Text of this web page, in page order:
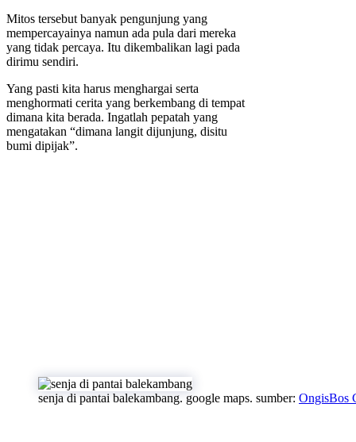
Mitos tersebut banyak pengunjung yang
mempercayainya namun ada pula dari mereka
yang tidak percaya. Itu dikembalikan lagi pada
dirimu sendiri.
Yang pasti kita harus menghargai serta
menghormati cerita yang berkembang di tempat
dimana kita berada. Ingatlah pepatah yang
mengatakan “dimana langit dijunjung, disitu
bumi dipijak”.
senja di pantai balekambang. google maps. sumber: OngisBos